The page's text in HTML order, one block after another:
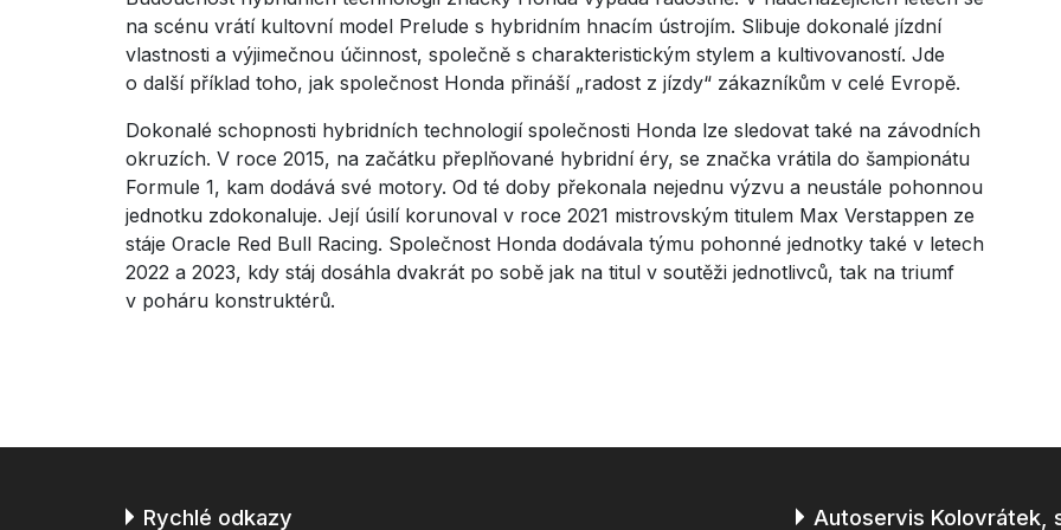
na scénu vrátí kultovní model Prelude s hybridním hnacím ústrojím. Slibuje dokonalé jízdní
vlastnosti a výjimečnou účinnost, společně s charakteristickým stylem a kultivovaností. Jde
o další příklad toho, jak společnost Honda přináší „radost z jízdy“ zákazníkům v celé Evropě.
Dokonalé schopnosti hybridních technologií společnosti Honda lze sledovat také na závodních
okruzích. V roce 2015, na začátku přeplňované hybridní éry, se značka vrátila do šampionátu
Formule 1, kam dodává své motory. Od té doby překonala nejednu výzvu a neustále pohonnou
jednotku zdokonaluje. Její úsilí korunoval v roce 2021 mistrovským titulem Max Verstappen ze
stáje Oracle Red Bull Racing. Společnost Honda dodávala týmu pohonné jednotky také v letech
2022 a 2023, kdy stáj dosáhla dvakrát po sobě jak na titul v soutěži jednotlivců, tak na triumf
v poháru konstruktérů.
Rychlé odkazy Autoservis Kolovrátek,